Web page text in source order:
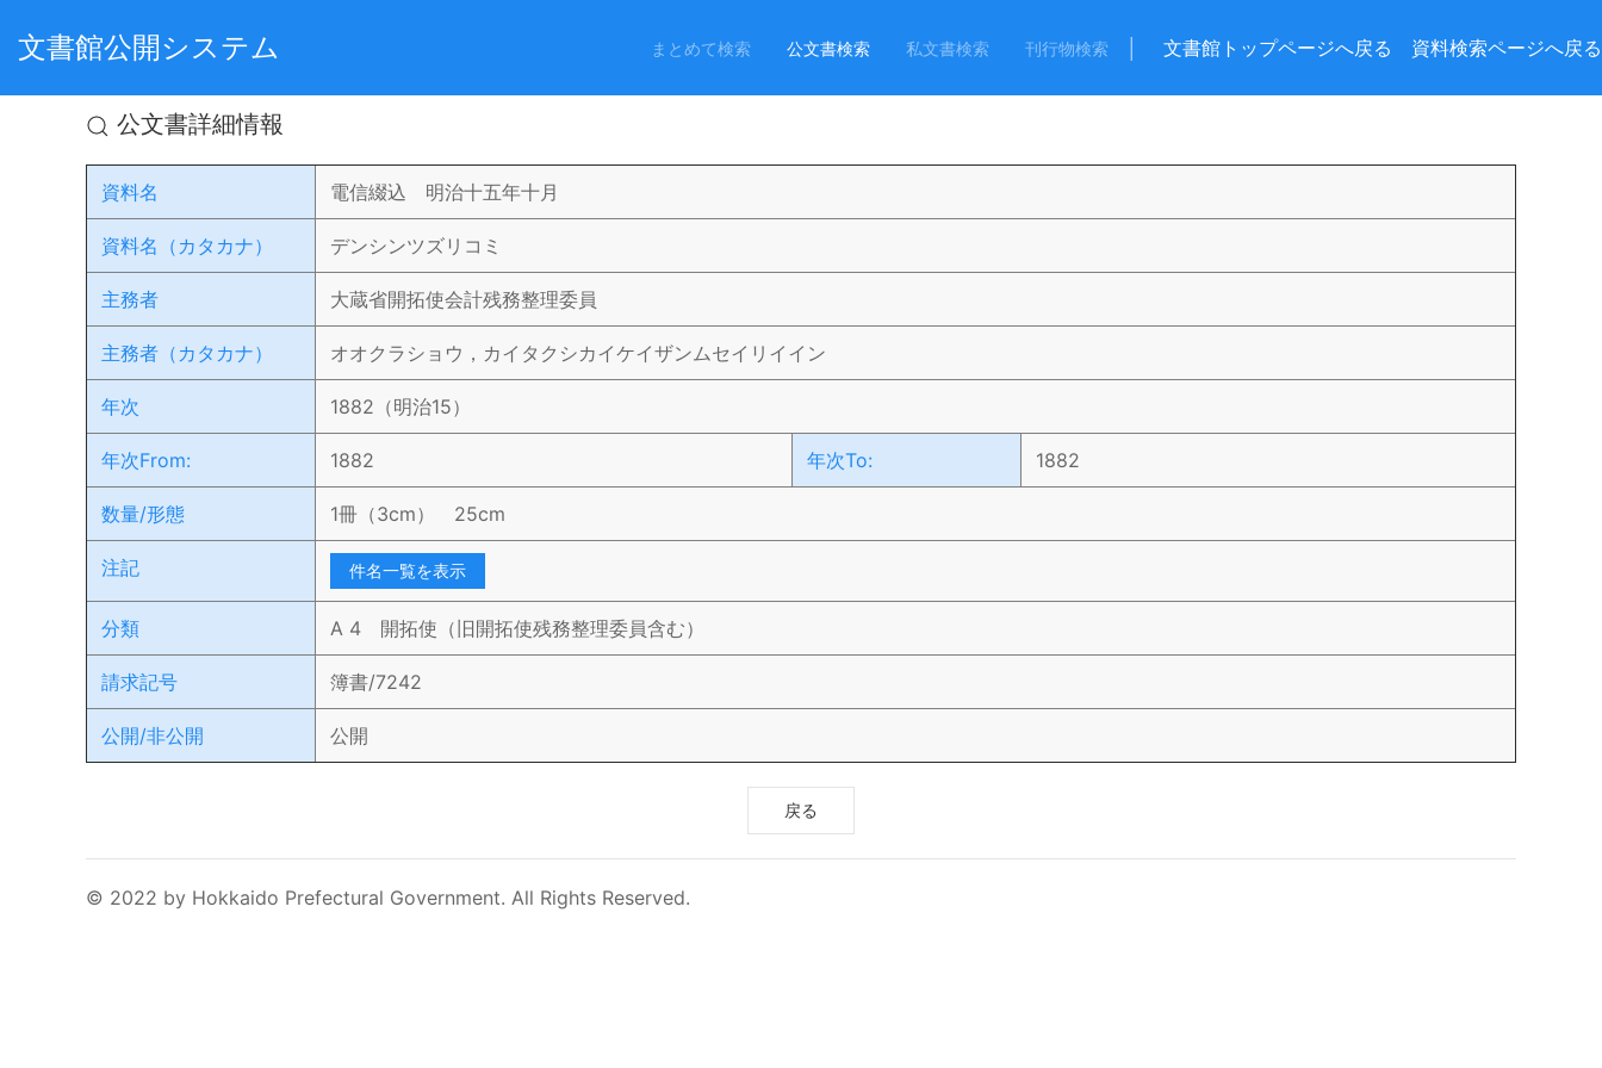
文書館公開システム まとめて検索 公文書検索 私文書検索 刊行物検索 文書館トップページへ戻る 資料検索ページへ戻る
公文書詳細情報
資料名 電信綴込 明治十五年十月
資料名（カタカナ） デンシンツズリコミ
主務者 大蔵省開拓使会計残務整理委員
主務者（カタカナ） オオクラショウ，カイタクシカイケイザンムセイリイイン
年次 1882（明治15）
年次From: 1882 年次To: 1882
数量/形態 1冊（3cm） 25cm
注記 件名一覧を表示
分類 A 4 開拓使（旧開拓使残務整理委員含む）
請求記号 簿書/7242
公開/非公開 公開
戻る
© 2022 by Hokkaido Prefectural Government. All Rights Reserved.